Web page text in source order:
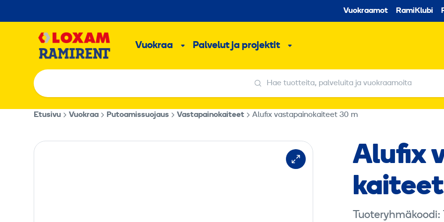
sisältöön
Vuokraamot RamiKlubi
Vuokraa Alavalikko
Palvelut ja projektit Alavalikko
Hae tuotteita, palveluita ja vuokraamoita
Hae tuotteita, palveluita ja vuokraamoita
Etusivu Vuokraa Putoamissuojaus Vastapainokaiteet Alufix vastapainokaiteet 30 m
Alufix